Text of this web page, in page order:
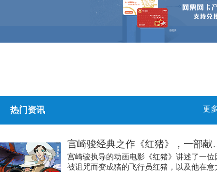
热门资讯 更
宫崎骏经典
宫崎骏执导的动画电影《红猪》讲述了一位
被诅咒而变成猪的飞行员红猪，以及他在意